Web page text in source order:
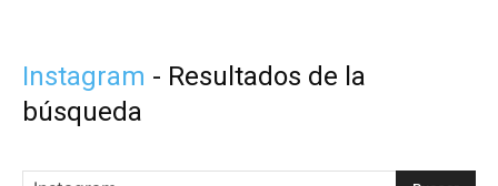
Instagram - Resultados de la
búsqueda